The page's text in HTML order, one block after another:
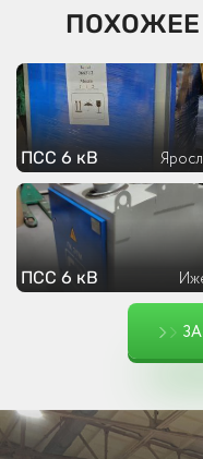
ПОХОЖЕЕ
ПСС 6 кВ
ПСС 6 кВ